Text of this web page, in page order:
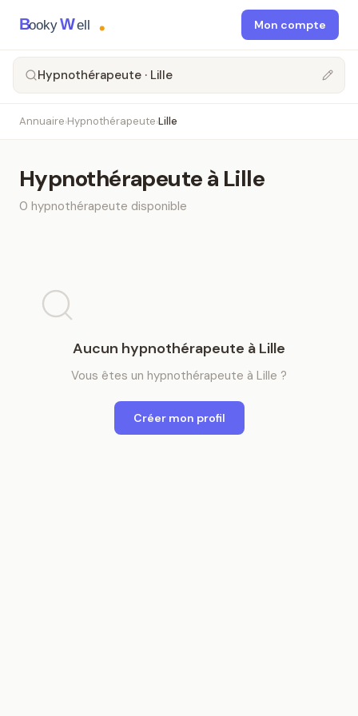
BookyWell Mon compte
Hypnothérapeute · Lille
Annuaire›Hypnothérapeute›Lille
Hypnothérapeuteà Lille
0 hypnothérapeute disponible
Aucun hypnothérapeute à Lille
Vous êtes un hypnothérapeute à Lille ?
Créer mon profil